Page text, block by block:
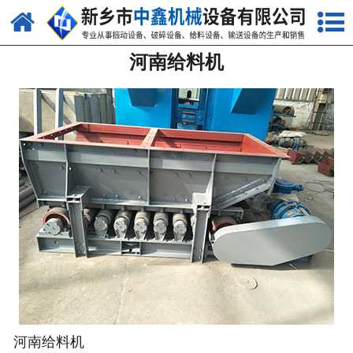
网站首页
产品中心
新闻中心
生产现场
视频中心
资质荣誉
河南给料机
河南给料机